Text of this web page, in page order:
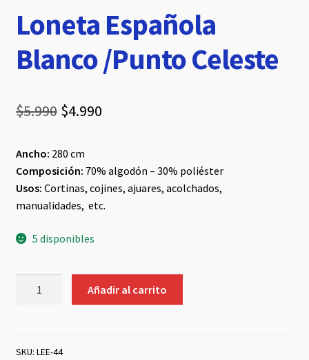
Loneta Española
Blanco /Punto Celeste
$5.990 El
original
era:
$5.990.
$4.990El
es:
$4.990.
Ancho: 280 cm
Composición: 70% algodón – 30% poliéster
Usos: Cortinas, cojines, ajuares, acolchados,
manualidades, etc.
5 disponibles
Celeste
Añadir al carrito
SKU: LEE-44